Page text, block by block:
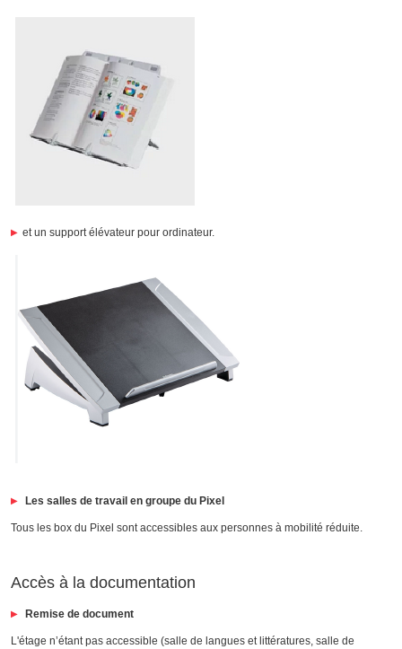
et un support élévateur pour ordinateur.
Les salles de travail en groupe du Pixel
Tous les box du Pixel sont accessibles aux personnes à mobilité réduite.
Accès à la documentation
Remise de document
L'étage n’étant pas accessible (salle de langues et littératures, salle de